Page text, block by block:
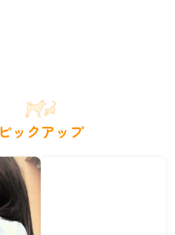
ピックアップ